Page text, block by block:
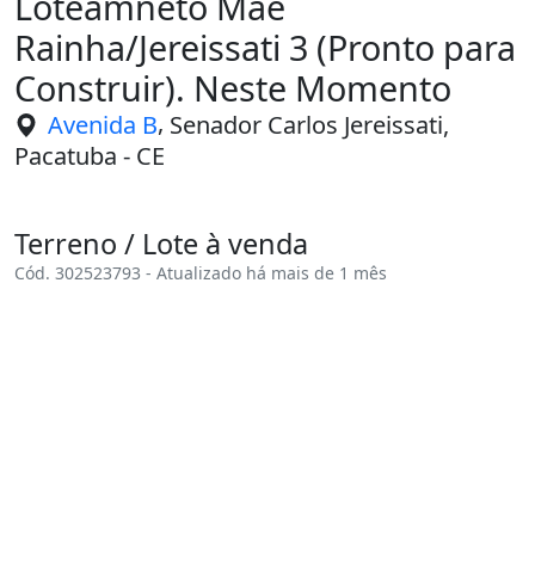
Rainha/Jereissati 3 (Pronto para
Construir). Neste Momento
Avenida B, Senador Carlos Jereissati,
Pacatuba - CE
Terreno / Lote à venda
Cód. 302523793 - Atualizado há mais de 1 mês